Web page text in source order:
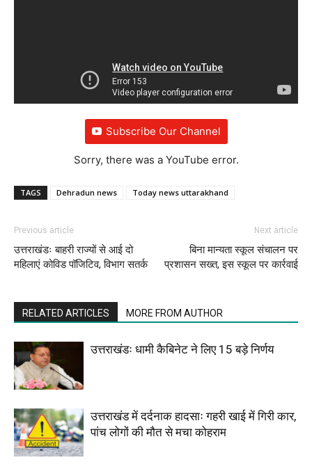
Subscribe Our Channel
Sorry, there was a YouTube error.
TAGS Dehradun news Today news uttarakhand
Previous article
उत्तराखंडः बाहरी राज्यों से आई दो
महिलाएं कोविड पॉजिटिव, विभाग सतर्क
Next article
बिना मान्यता स्कूल संचालन पर
प्रशासन सख्त, इस स्कूल पर कार्रवाई
RELATED ARTICLES MORE FROM AUTHOR
उत्तराखंडः धामी कैबिनेट ने लिए 15 बड़े निर्णय
उत्तराखंड में दर्दनाक हादसाः गहरी खाई में गिरी कार,
पांच लोगों की मौत से मचा कोहराम